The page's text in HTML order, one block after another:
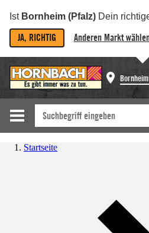
Ist Bornheim (Pfalz) Dein
JA, RICHTIG Anderen Markt
Startseite